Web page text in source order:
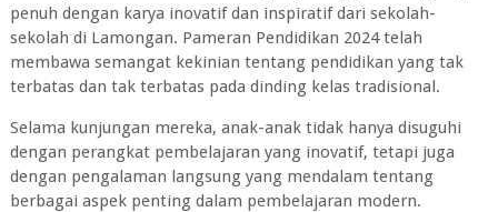
penuh dengan karya inovatif dan inspiratif dari sekolah-
sekolah di Lamongan. Pameran Pendidikan 2024 telah
membawa semangat kekinian tentang pendidikan yang tak
terbatas dan tak terbatas pada dinding kelas tradisional.
Selama kunjungan mereka, anak-anak tidak hanya disuguhi
dengan perangkat pembelajaran yang inovatif, tetapi juga
dengan pengalaman langsung yang mendalam tentang
berbagai aspek penting dalam pembelajaran modern.